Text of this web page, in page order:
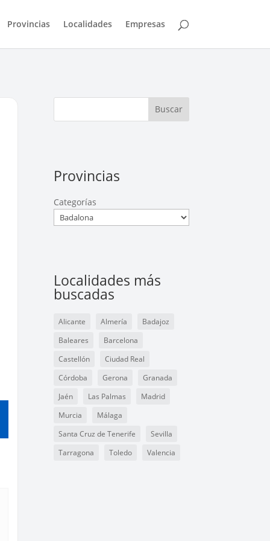
Provincias Localidades Empresas
Buscar
Provincias
Categorías
Localidades más
buscadas
Alicante Almería
Badajoz
Baleares
Barcelona
Castellón
Ciudad Real
Córdoba
Gerona
Granada
Jaén
Las Palmas
Madrid
Murcia
Málaga
Santa Cruz de Tenerife
Sevilla
Tarragona
Toledo Valencia